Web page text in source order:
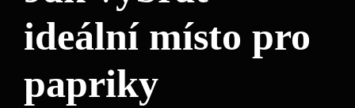
ideální místo pro ​
papriky